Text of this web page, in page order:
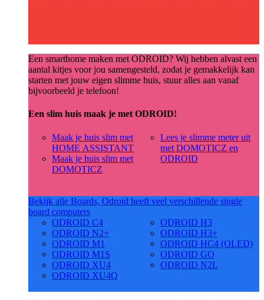
Een smarthome maken met ODROID? Wij hebben alvast een
aantal kitjes voor jou samengesteld, zodat je gemakkelijk kan
starten met jouw eigen slimme huis, stuur alles aan vanaf
bijvoorbeeld je telefoon!
Een slim huis maak je met ODROID!
Maak je huis slim met
HOME ASSISTANT
Maak je huis slim met
DOMOTICZ
Lees je slimme meter uit
met DOMOTICZ en
ODROID
Bekijk alle Boards, Odroid heeft veel verschillende single
board computers
ODROID C4
ODROID N2+
ODROID M1
ODROID M1S
ODROID XU4
ODROID XU4Q
ODROID H3
ODROID H3+
ODROID HC4 (OLED)
ODROID GO
ODROID N2L